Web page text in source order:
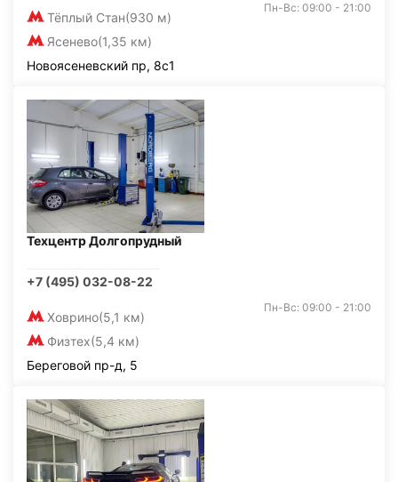
Тёплый Стан(930 м)
Ясенево(1,35 км)
Пн-Вс: 09:00 - 21:00
Новоясеневский пр, 8с1
Техцентр Долгопрудный
+7 (495) 032-08-22
Ховрино(5,1 км)
Физтех(5,4 км)
Пн-Вс: 09:00 - 21:00
Береговой пр-д, 5